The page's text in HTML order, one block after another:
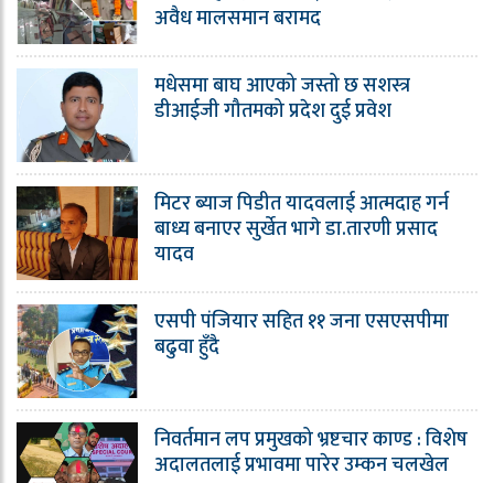
अवैध मालसमान बरामद
मधेसमा बाघ आएको जस्तो छ सशस्त्र
डीआईजी गौतमको प्रदेश दुई प्रवेश
मिटर ब्याज पिडीत यादवलाई आत्मदाह गर्न
बाध्य बनाएर सुर्खेत भागे डा.तारणी प्रसाद
यादव
एसपी पंजियार सहित ११ जना एसएसपीमा
बढुवा हुँदै
निवर्तमान लप प्रमुखको भ्रष्टचार काण्ड : विशेष
अदालतलाई प्रभावमा पारेर उम्कन चलखेल